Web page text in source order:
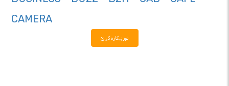
CAMERA
نور ښکاره کړئ